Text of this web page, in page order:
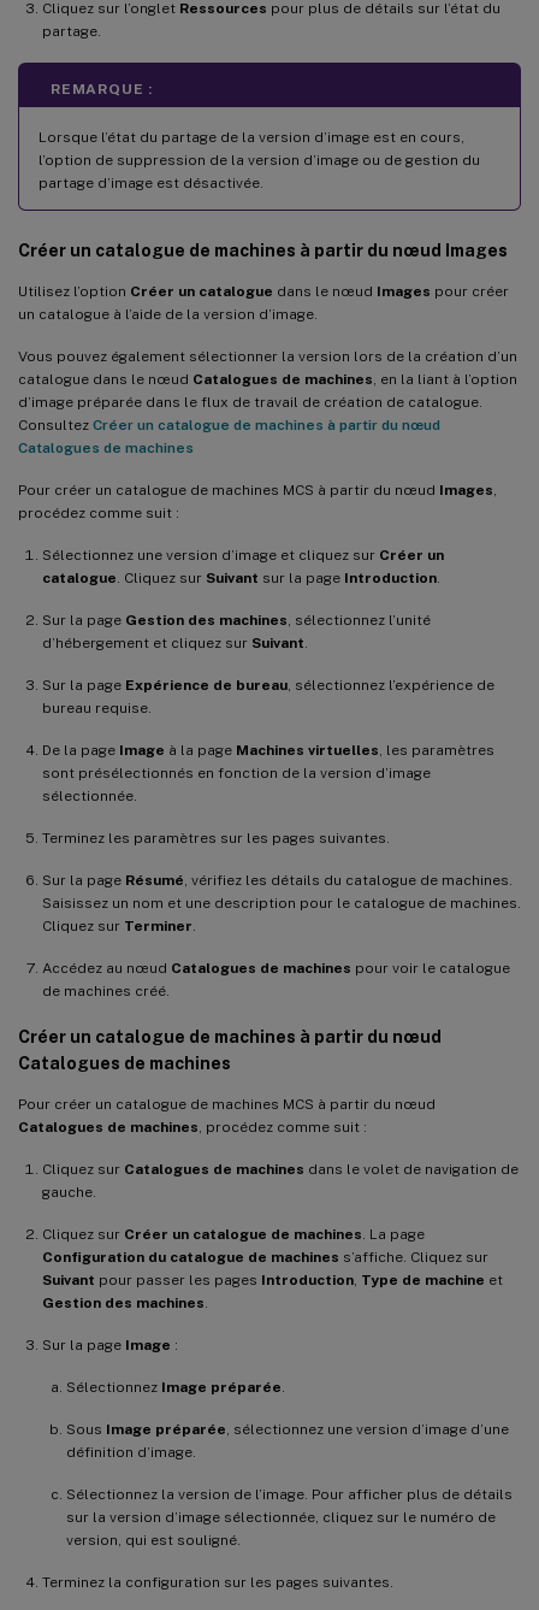
Cliquez sur l’onglet Ressources pour plus de détails sur l’état du
partage.
REMARQUE :
Lorsque l’état du partage de la version d’image est en cours,
l’option de suppression de la version d’image ou de gestion du
partage d’image est désactivée.
Créer un catalogue de machines à partir du nœud Images
Utilisez l’option Créer un catalogue dans le nœud Images pour créer
un catalogue à l’aide de la version d’image.
Vous pouvez également sélectionner la version lors de la création d’un
catalogue dans le nœud Catalogues de machines , en la liant à l’option
d’image préparée dans le flux de travail de création de catalogue.
Consultez Créer un catalogue de machines à partir du nœud
Catalogues de machines
Pour créer un catalogue de machines MCS à partir du nœud Images
procédez comme suit :
Sélectionnez une version d’image et cliquez sur Créer un
catalogue . Cliquez sur Suivant sur la page Introduction
Sur la page Gestion des machines , sélectionnez l’unité
d’hébergement et cliquez sur Suivant
Sur la page Expérience de bureau , sélectionnez l’expérience de
bureau requise.
De la page Image à la page Machines virtuelles , les paramètres
sont présélectionnés en fonction de la version d’image
sélectionnée.
Terminez les paramètres sur les pages suivantes.
Sur la page Résumé , vérifiez les détails du catalogue de machines.
Saisissez un nom et une description pour le catalogue de machines.
Cliquez sur Terminer
Accédez au nœud Catalogues de machines pour voir le catalogue
de machines créé.
Créer un catalogue de machines à partir du nœud
Catalogues de machines
Pour créer un catalogue de machines MCS à partir du nœud
Catalogues de machines , procédez comme suit :
Cliquez sur Catalogues de machines dans le volet de navigation de
gauche.
Cliquez sur Créer un catalogue de machines . La page
Configuration du catalogue de machines s’affiche. Cliquez sur
Suivant pour passer les pages Introduction Type de machine et
Gestion des machines
Sur la page Image :
Sélectionnez Image préparée
Sous Image préparée , sélectionnez une version d’image d’une
définition d’image.
Sélectionnez la version de l’image. Pour afficher plus de détails
sur la version d’image sélectionnée, cliquez sur le numéro de
version, qui est souligné.
Terminez la configuration sur les pages suivantes.